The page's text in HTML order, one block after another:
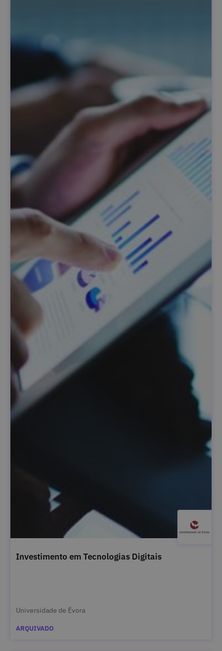
Investimento em Tecnologias Digitais
Universidade de Évora
ARQUIVADO